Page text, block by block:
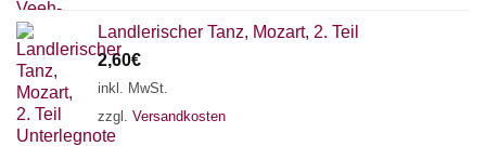
Landlerischer Tanz, Mozart, 2. Teil
2,60€
inkl. MwSt.
zzgl. Versandkosten